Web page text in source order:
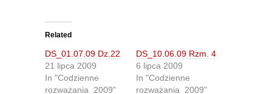
t
o
s
h
a
r
e
o
n
h
a
o
n
Related
DS_01.07.09 Dz.22
21 lipca 2009
In "Codzienne
rozważania_2009"
DS_10.06.09 Rzm. 4
6 lipca 2009
In "Codzienne
rozważania_2009"